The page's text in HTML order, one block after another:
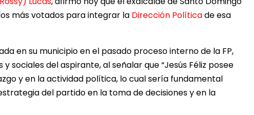
más votados para integrar la Dirección Políticade esa
en su municipio en el pasado proceso interno de la FP,
sociales del aspirante, al señalar que “Jesús Féliz posee
y en la actividad política, lo cual sería fundamental
del partido en la toma de decisiones y en la